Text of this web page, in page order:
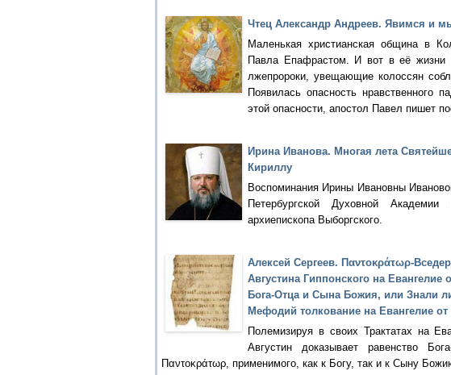
Чтец Александр Андреев. Явимся и
Маленькая христианская община в
Павла Епафрастом. И вот в её жизни
лжепророки, увещающие колоссян
Появилась опасность нравственного
этой опасности, апостол Павел пишет
Ирина Иванова. Многая лета
Кириллу
Воспоминания Ирины Ивановны
Петербургской Духовной
архиепископа Выборгского.
Алексей Сергеев. Παντοκράτωρ-
Августина Гиппонского на Евангелие
Бога-Отца и Сына Божия, или Знали
Мефодий толкование на Евангелие
Полемизируя в своих Трактатах на
Августин доказывает равенство
Παντοκράτωρ, применимого, как к Богу, так и к Сыну